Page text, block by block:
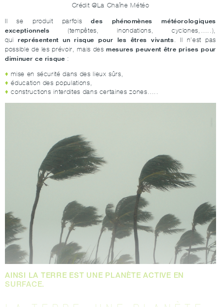
Crédit @La Chaîne Météo
Il se produit parfoisdes phénomènes météorologiques
exceptionnels (tempêtes, inondations, cyclones,…..),
quireprésentent un risque pour les êtres vivants . Il n’est pas
possible de les prévoir, mais desmesures peuvent être prises pour
diminuer ce risque :
mise en sécurité dans des lieux sûrs,
éducation des populations,
constructions interdites dans certaines zones…..
AINSI LA TERRE EST UNE PLANÈTE ACTIVE EN
SURFACE.